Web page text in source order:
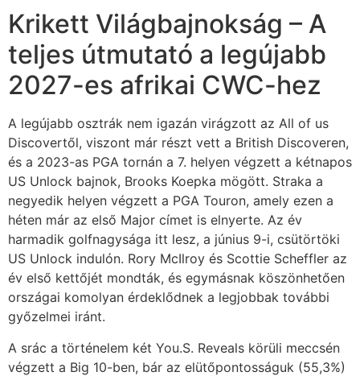
Krikett Világbajnokság – A
teljes útmutató a legújabb
2027-es afrikai CWC-hez
A legújabb osztrák nem igazán virágzott az All of us
Discovertől, viszont már részt vett a British Discoveren,
és a 2023-as PGA tornán a 7. helyen végzett a kétnapos
US Unlock bajnok, Brooks Koepka mögött. Straka a
negyedik helyen végzett a PGA Touron, amely ezen a
héten már az első Major címet is elnyerte. Az év
harmadik golfnagysága itt lesz, a június 9-i, csütörtöki
US Unlock indulón. Rory McIlroy és Scottie Scheffler az
év első kettőjét mondták, és egymásnak köszönhetően
országai komolyan érdeklődnek a legjobbak további
győzelmei iránt.
A srác a történelem két You.S. Reveals körüli meccsén
végzett a Big 10-ben, bár az elütőpontosságuk (55,3%)